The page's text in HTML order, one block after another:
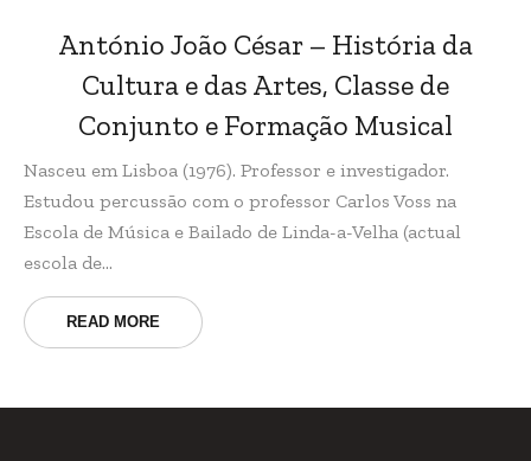
António João César – História da
Cultura e das Artes, Classe de
Conjunto e Formação Musical
Nasceu em Lisboa (1976). Professor e investigador.
Estudou percussão com o professor Carlos Voss na
Escola de Música e Bailado de Linda-a-Velha (actual
escola de...
READ MORE